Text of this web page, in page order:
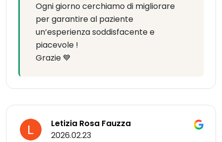
Ogni giorno cerchiamo di migliorare
per garantire al paziente
un’esperienza soddisfacente e
piacevole !
Grazie 💙
Letizia Rosa Fauzza
2026.02.23